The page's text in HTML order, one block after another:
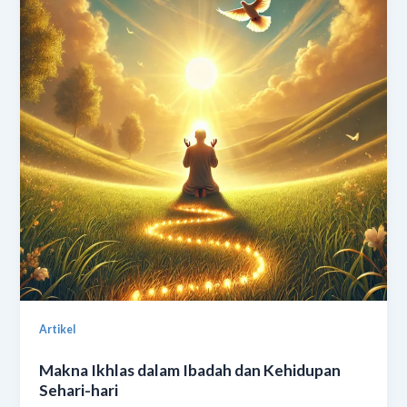
Artikel
Makna Ikhlas dalam Ibadah dan Kehidupan
Sehari-hari